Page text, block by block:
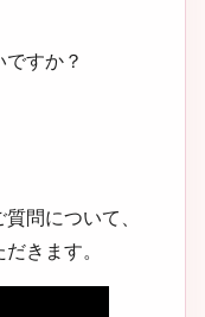
すか？
問について、
きます。